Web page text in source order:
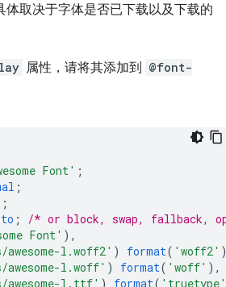
体取决于字体是否已下载以及下载的
属性，请将其添加到 @font-
Font' ;
;
;
;
/* or block, swap, fallback,
Font' ),
l.woff2' ) format( 'woff2'
l.woff' ) format( 'woff' ),
l.ttf' ) format( 'truetype'